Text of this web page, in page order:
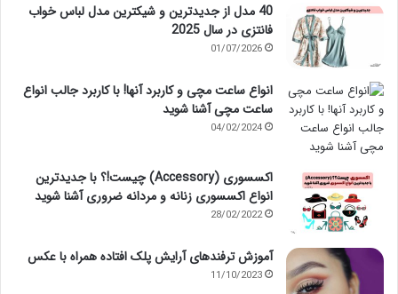
40 مدل از جدیدترین و شیکترین مدل لباس خواب
فانتزی در سال 2025
01/07/2026
انواع ساعت مچی و کاربرد آنها! با کاربرد جالب انواع
ساعت مچی آشنا شوید
04/02/2024
اکسسوری (Accessory) چیست!؟ با جدیدترین
انواع اکسسوری زنانه و مردانه ضروری آشنا شوید
28/02/2022
آموزش ترفندهای آرایش پلک افتاده همراه با عکس
11/10/2023